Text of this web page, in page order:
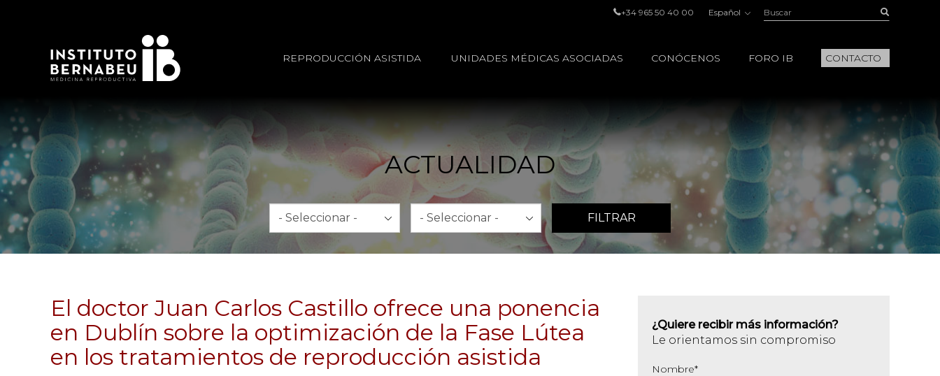
+34 965 50 40 00 Español Buscar:
REPRODUCCIÓN ASISTIDA UNIDADES MÉDICAS ASOCIADAS CONÓCENOS FORO IB CONTACTO
ACTUALIDAD
Mes Año
FILTRAR
El doctor Juan Carlos Castillo ofrece una ponencia
en Dublín sobre la optimización de la Fase Lútea
en los tratamientos de reproducción asistida
¿Quiere recibir más información?
Le orientamos sin compromiso
Nombre*